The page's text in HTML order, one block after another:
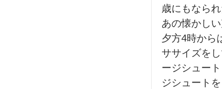
歳にもなら
あの懐かし
夕方4時から
ササイズを
ージシュー
ジシュート